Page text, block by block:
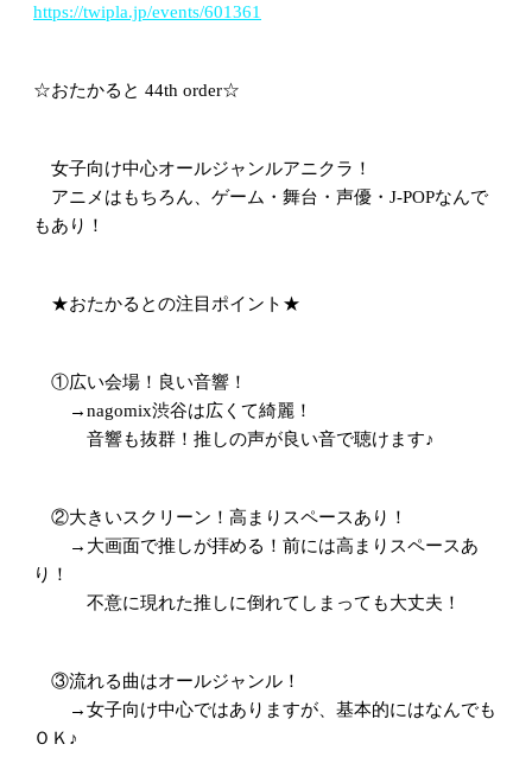
https://twipla.jp/events/601361
☆おたかると 44th order☆
女子向け中心オールジャンルアニクラ！
アニメはもちろん、ゲーム・舞台・声優・J-POPなんで
もあり！
★おたかるとの注目ポイント★
①広い会場！良い音響！
→nagomix渋谷は広くて綺麗！
音響も抜群！推しの声が良い音で聴けます♪
②大きいスクリーン！高まりスペースあり！
→大画面で推しが拝める！前には高まりスペースあ
り！
不意に現れた推しに倒れてしまっても大丈夫！
③流れる曲はオールジャンル！
→女子向け中心ではありますが、基本的にはなんでも
ＯＫ♪